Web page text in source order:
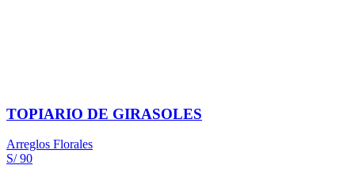
TOPIARIO DE GIRASOLES
Arreglos Florales
S/ 90